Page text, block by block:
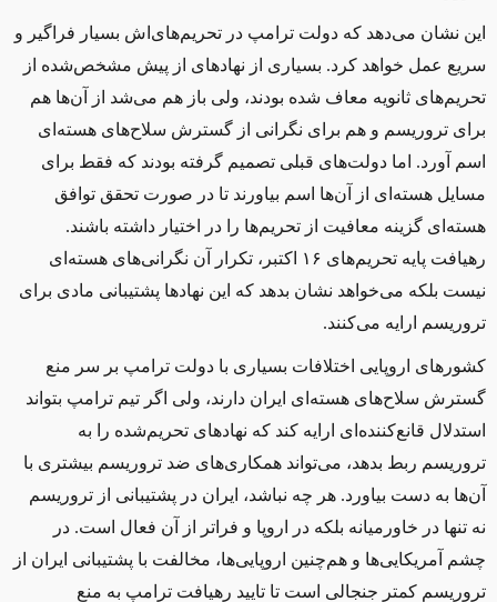
اين نشان می‌دهد که دولت ترامپ در تحريم‌های‌اش بسيار فراگير و
سريع عمل خواهد کرد. بسياری از نهادهای از پيش مشخص‌شده از
تحريم‌های ثانويه معاف شده بودند، ولی باز هم می‌شد از آن‌ها هم
برای تروريسم و هم برای نگرانی از گسترش سلاح‌های هسته‌ای
اسم آورد. اما دولت‌های قبلی تصميم گرفته بودند که فقط برای
مسايل هسته‌ای از آن‌ها اسم بياورند تا در صورت تحقق توافق
هسته‌ای گزينه‌ معافیت از تحریم‌ها را در اختيار داشته باشند.
رهيافت پايه تحریم‌های ۱۶ اکتبر، تکرار آن نگرانی‌های هسته‌ای
نیست بلکه می‌خواهد نشان بدهد که اين نهادها پشتيبانی مادی برای
تروريسم ارايه می‌کنند.
کشورهای اروپايی اختلافات بسياری با دولت ترامپ بر سر منع
گسترش سلاح‌های هسته‌ای ایران دارند، ولی اگر تیم ترامپ بتواند
استدلال قانع‌کننده‌ای ارايه کند که نهادهای تحریم‌شده را به
تروريسم ربط بدهد، می‌تواند همکاری‌های ضد تروريسم بیشتری با
آن‌ها به دست بياورد. هر چه نباشد، ايران در پشتيبانی از تروريسم
نه تنها در خاورميانه بلکه در اروپا و فراتر از آن فعال است. در
چشم آمريکايی‌ها و هم‌چنین اروپايی‌ها، مخالفت با پشتیبانی ايران از
تروريسم کمتر جنجالی است تا تاييد رهيافت ترامپ به منع